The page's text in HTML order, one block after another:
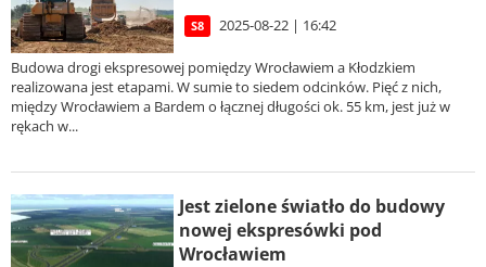
S8 2025-08-22 | 16:42
Budowa drogi ekspresowej pomiędzy Wrocławiem a Kłodzkiem
realizowana jest etapami. W sumie to siedem odcinków. Pięć z nich,
między Wrocławiem a Bardem o łącznej długości ok. 55 km, jest już w
rękach w...
Jest zielone światło do budowy
nowej ekspresówki pod
Wrocławiem